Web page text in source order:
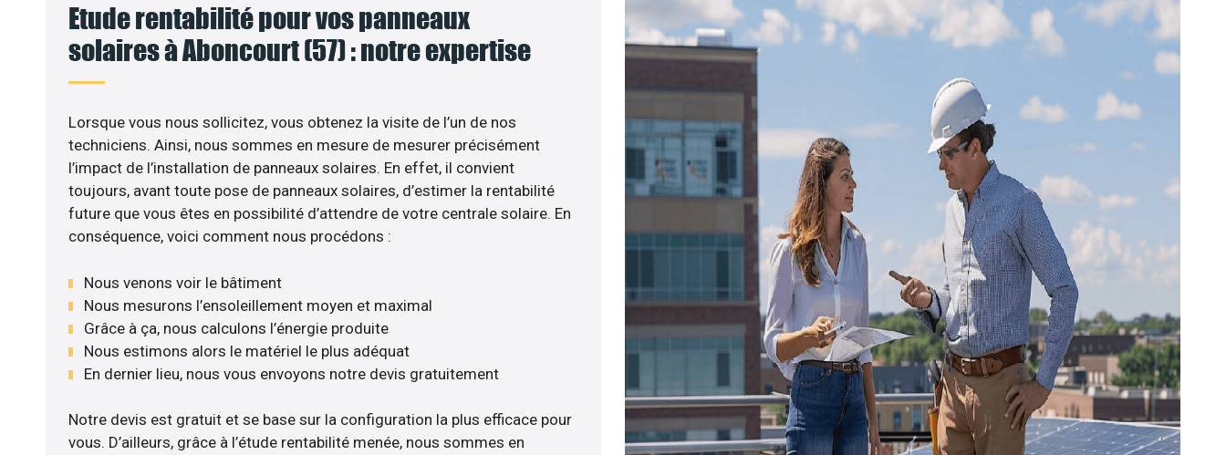
Etude rentabilité pour vos panneaux
solaires à Aboncourt (57) : notre expertise
Lorsque vous nous sollicitez, vous obtenez la visite de l’un de nos
techniciens. Ainsi, nous sommes en mesure de mesurer précisément
l’impact de l’installation de panneaux solaires. En effet, il convient
toujours, avant toute pose de panneaux solaires, d’estimer la rentabilité
future que vous êtes en possibilité d’attendre de votre centrale solaire. En
conséquence, voici comment nous procédons :
Nous venons voir le bâtiment
Nous mesurons l’ensoleillement moyen et maximal
Grâce à ça, nous calculons l’énergie produite
Nous estimons alors le matériel le plus adéquat
En dernier lieu, nous vous envoyons notre devis gratuitement
Notre devis est gratuit et se base sur la configuration la plus efficace pour
vous. D’ailleurs, grâce à l’étude rentabilité menée, nous sommes en